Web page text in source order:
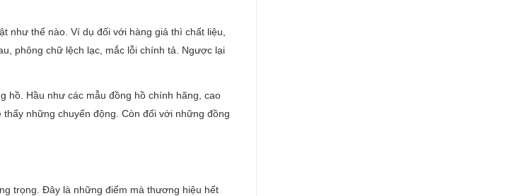
như thế nào. Ví dụ đối với hàng giả thì chất liệu,
phông chữ lệch lạc, mắc lỗi chính tả. Ngược lại
hồ. Hầu như các mẫu đồng hồ chính hãng, cao
những chuyển động. Còn đối với những đồng
trọng. Đây là những điểm mà thương hiệu hết